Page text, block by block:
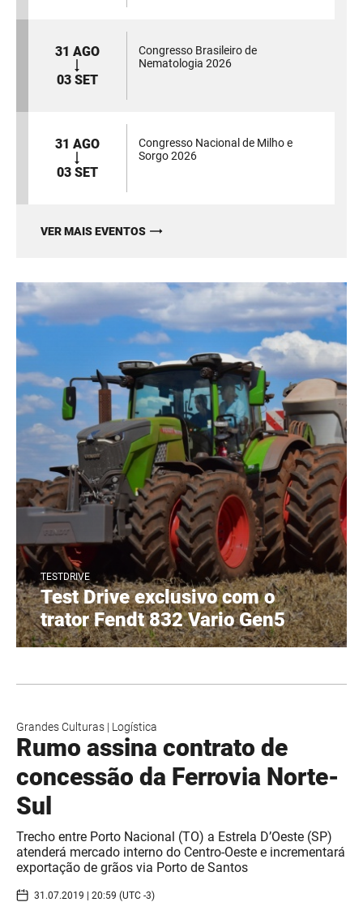
31 AGO
03 SET
Congresso Brasileiro de
Nematologia 2026
31 AGO
03 SET
Congresso Nacional de Milho e
Sorgo 2026
VER MAIS EVENTOS
TESTDRIVE
Test Drive exclusivo com o
trator Fendt 832 Vario Gen5
Grandes Culturas | Logística
Rumo assina contrato de
concessão da Ferrovia Norte-
Sul
Trecho entre Porto Nacional (TO) a Estrela D’Oeste (SP)
atenderá mercado interno do Centro-Oeste e incrementará
exportação de grãos via Porto de Santos
31.07.2019 | 20:59 (UTC -3)